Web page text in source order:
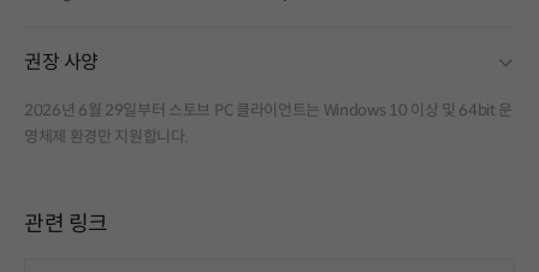
권장 사양
2026년 6월 29일부터 스토브 PC 클라이언트는 Windows 10 이상 및 64bit 운
영체제 환경만 지원합니다.
관련 링크